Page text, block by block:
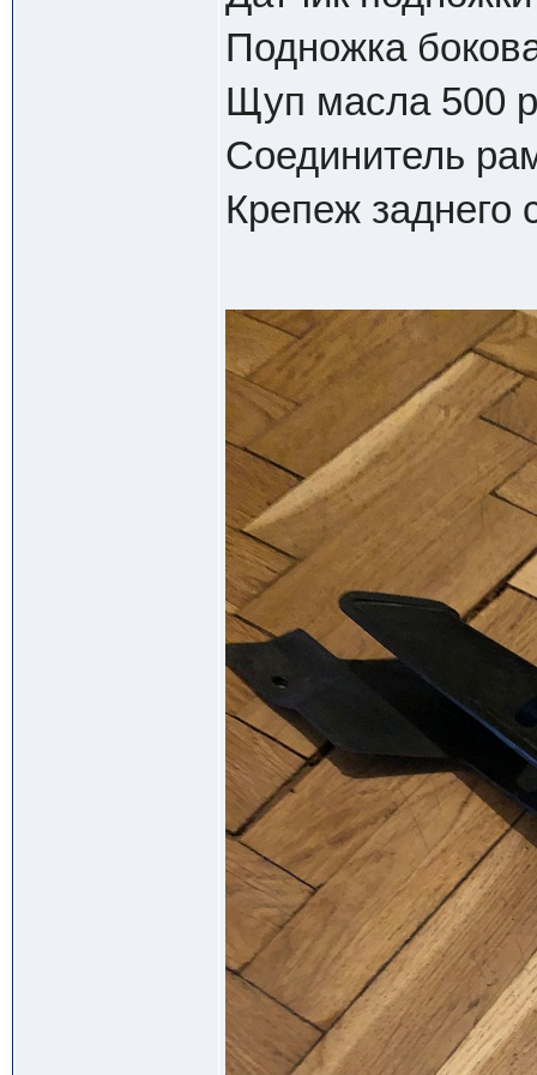
Подножка
Щуп масла 500 р
Соединитель
Крепеж заднего